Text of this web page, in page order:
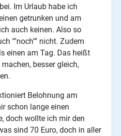
Im Urlaub habe ich
getrunken und am
auch keinen. Also so
""noch"" nicht. Zudem
einen am Tag. Das heißt
besser gleich,
Belohnung am
schon lange einen
doch wollte ich mir den
sind 70 Euro, doch in aller